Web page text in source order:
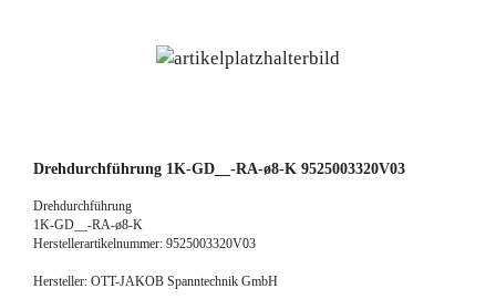
Drehdurchführung 1K-GD__-RA-ø8-K 9525003320V03
Drehdurchführung
1K-GD__-RA-ø8-K
Herstellerartikelnummer: 9525003320V03
Hersteller: OTT-JAKOB Spanntechnik GmbH